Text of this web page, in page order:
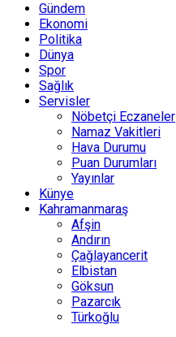
Gündem
Ekonomi
Politika
Dünya
Spor
Sağlık
Servisler
Nöbetçi Eczaneler
Namaz Vakitleri
Hava Durumu
Puan Durumları
Yayınlar
Künye
Kahramanmaraş
Afşin
Andırın
Çağlayancerit
Elbistan
Göksun
Pazarcık
Türkoğlu